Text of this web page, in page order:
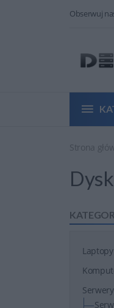
Obserwuj
Strona
Laptopy
Serwery